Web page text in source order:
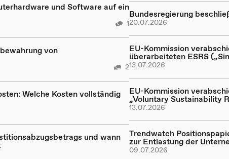
und Software auf ein
1
von
2
Welche Kosten vollständig
und wann
Bundesregierung
20.07.2026
EU-Kommission
überarbeiteten ESRS
13.07.2026
EU-Kommission
„Voluntary Sustainability
13.07.2026
Trendwatch
zur Entlastung der
09.07.2026